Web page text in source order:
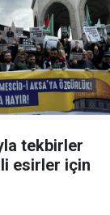
tekbirler
esirler için